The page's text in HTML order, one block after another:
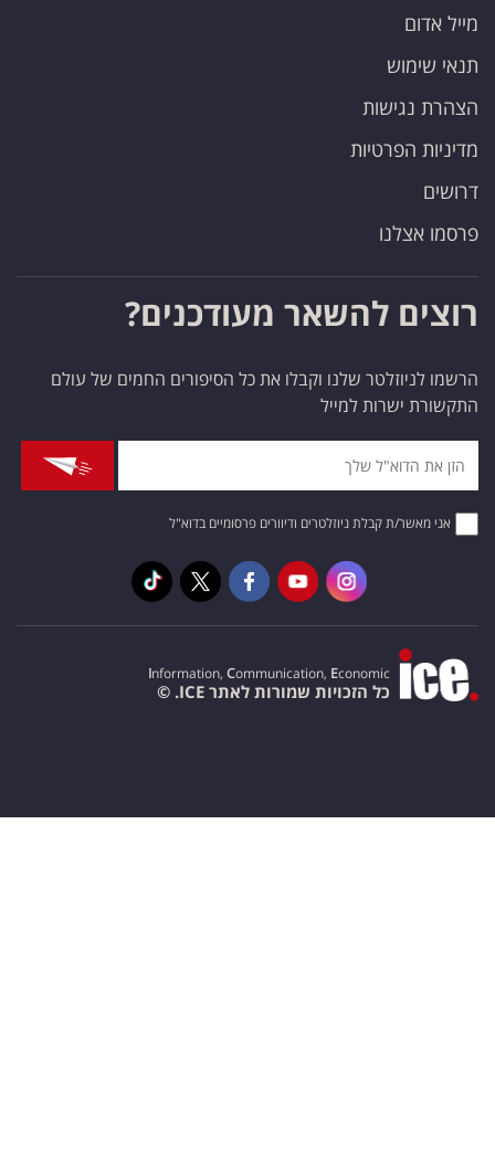
מייל אדום
תנאי שימוש
הצהרת נגישות
מדיניות הפרטיות
דרושים
פרסמו אצלנו
רוצים להשאר מעודכנים?
הרשמו לניוזלטר שלנו וקבלו את כל הסיפורים החמים של עולם
התקשורת ישרות למייל
אני מאשר/ת קבלת ניוזלטרים ודיוורים פרסומיים בדוא"ל
Information, Communication, Economic
כל הזכויות שמורות לאתר ICE. ©